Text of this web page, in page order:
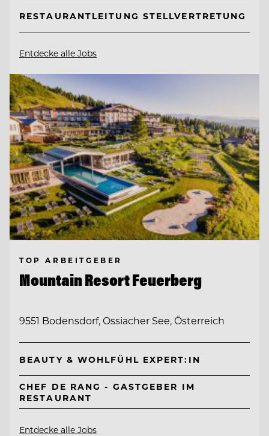
RESTAURANTLEITUNG STELLVERTRETUNG
Entdecke alle Jobs
TOP ARBEITGEBER
Mountain Resort Feuerberg
9551 Bodensdorf, Ossiacher See, Österreich
BEAUTY & WOHLFÜHL EXPERT:IN
CHEF DE RANG - GASTGEBER IM
RESTAURANT
Entdecke alle Jobs